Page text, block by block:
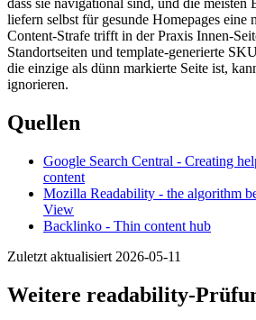
liefern selbst für gesunde Homepages
Content-Strafe trifft in der Praxis Innen-
Standortseiten und template-generierte
die einzige als dünn markierte Seite ist,
ignorieren.
Quellen
Google Search Central - Creating
content
Mozilla Readability - the algorithm
View
Backlinko - Thin content hub
Zuletzt aktualisiert 2026-05-11
Weitere readability-